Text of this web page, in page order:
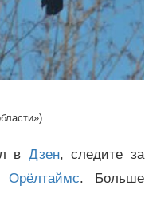
в Дзен, следите за
Орёлтаймс. Больше